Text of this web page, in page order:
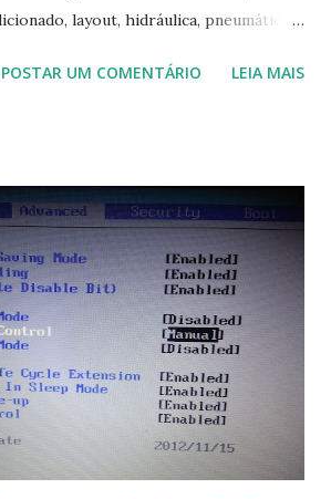
layout, hidráulica, pneumática,
a coleção contém mais de 8.000
POSTAR UM COMENTÁRIO LEIA MAIS